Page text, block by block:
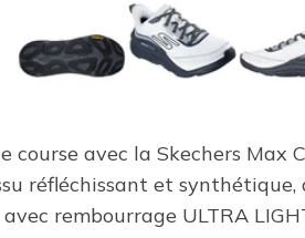
course avec la Skechers
réfléchissant et
rembourrage ULTRA